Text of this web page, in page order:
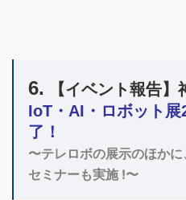
6. 【イベント報告】
IoT・AI・ロボット展
了！
〜テレロボの展示のほか
セミナーも実施 !〜